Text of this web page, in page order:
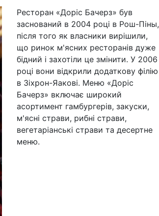
Ресторан «Доріс Бачерз» був
заснований в 2004 році в Рош-Піны,
після того як власники вирішили,
що ринок м'ясних ресторанів дуже
бідний і захотіли це змінити. У 2006
році вони відкрили додаткову філію
в Зіхрон-Яакові. Меню «Доріс
Бачерз» включає широкий
асортимент гамбургерів, закуски,
м'ясні страви, рибні страви,
вегетаріанські страви та десертне
меню.